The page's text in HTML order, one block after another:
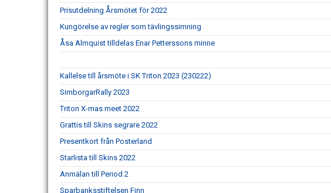
Prisutdelning Årsmötet för 2022
Kungörelse av regler som tävlingssimning
Åsa Almquist tilldelas Enar Petterssons minne
Kallelse till årsmöte i SK Triton 2023 (230222)
SimborgarRally 2023
Triton X-mas meet 2022
Grattis till Skins segrare 2022
Presentkort från Posterland
Starlista till Skins 2022
Anmälan till Period 2
Sparbanksstiftelsen Finn